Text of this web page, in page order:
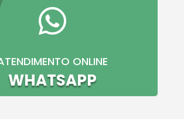

ONLINE
WHATSAPP